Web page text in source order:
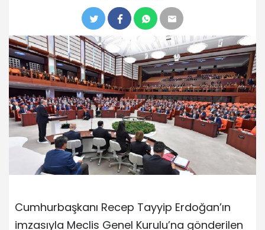
Cumhurbaşkanı Recep Tayyip Erdoğan’ın
imzasıyla Meclis Genel Kurulu’na gönderilen